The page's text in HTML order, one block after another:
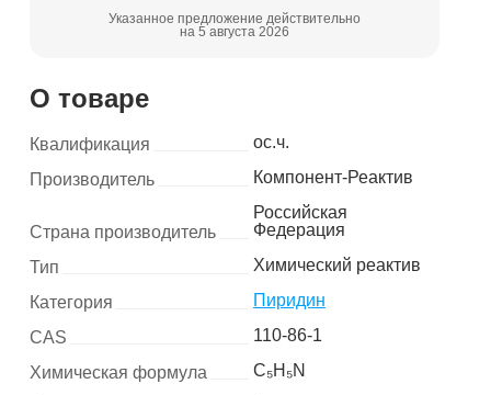
Указанное предложение действительно
на 5 августа 2026
О товаре
Квалификация
ос.ч.
Производитель
Компонент-Реактив
Страна производитель
Российская
Федерация
Тип
Химический реактив
Категория
Пиридин
CAS
110-86-1
Химическая формула
C₅H₅N